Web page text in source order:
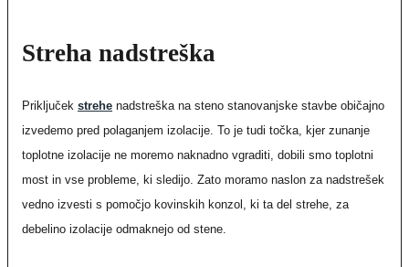
Streha nadstreška
Priključek strehe nadstreška na steno stanovanjske stavbe običajno
izvedemo pred polaganjem izolacije. To je tudi točka, kjer zunanje
toplotne izolacije ne moremo naknadno vgraditi, dobili smo toplotni
most in vse probleme, ki sledijo. Zato moramo naslon za nadstrešek
vedno izvesti s pomočjo kovinskih konzol, ki ta del strehe, za
debelino izolacije odmaknejo od stene.